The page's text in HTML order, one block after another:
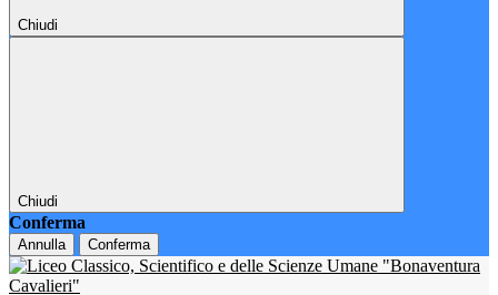
Chiudi
Chiudi
Conferma
Annulla Conferma